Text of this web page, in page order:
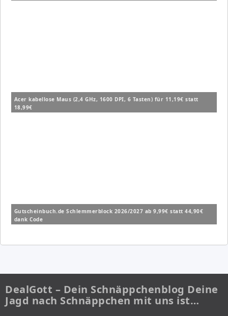
Acer kabellose Maus (2,4 GHz, 1600 DPI, 6 Tasten) für 11,19€ statt
18,99€
Gutscheinbuch.de Schlemmerblock 2026/2027 ab 9,99€ statt 44,90€
dank Code
DealGott – Dein Schnäppchenblog Deine
Jagd nach Schnäppchen mit uns ist…